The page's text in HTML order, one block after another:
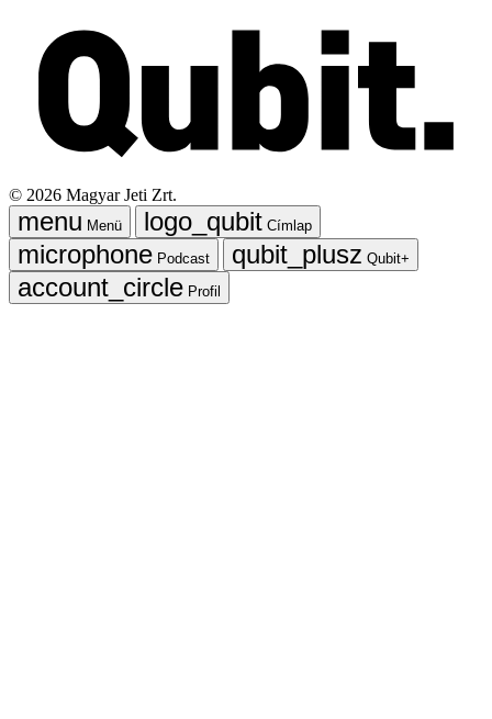
© 2026 Magyar Jeti Zrt.
Menü
Címlap
Podcast
Qubit+
Profil